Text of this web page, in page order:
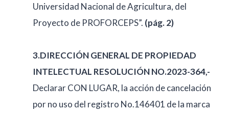
Universidad Nacional de Agricultura, del
Proyecto de PROFORCEPS”. (pág. 2)
3.DIRECCIÓN GENERAL DE PROPIEDAD
INTELECTUAL RESOLUCIÓN NO.2023-364,-
Declarar CON LUGAR, la acción de cancelación
por no uso del registro No.146401 de la marca